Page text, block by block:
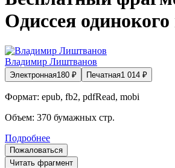
Одиссея
Владимир Лиштванов
Электронная180 ₽ Печатная1 014 ₽
Формат: epub, fb2, pdfRead, mobi
Объем: 370 бумажных стр.
Подробнее
Пожаловаться
Читать фрагмент